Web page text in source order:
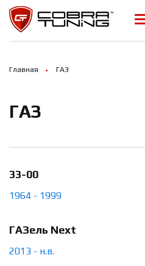
Array ( )
Главная ГАЗ
ГАЗ
33-00
1964 - 1999
ГАЗель Next
2013 - н.в.